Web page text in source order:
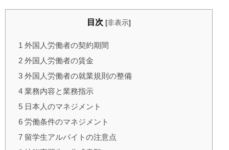
目次 [非表示]
1 外国人労働者の契約期間
2 外国人労働者の賃金
3 外国人労働者の就業規則の整備
4 業務内容と業務指示
5 日本人のマネジメント
6 労働条件のマネジメント
7 留学生アルバイトの注意点